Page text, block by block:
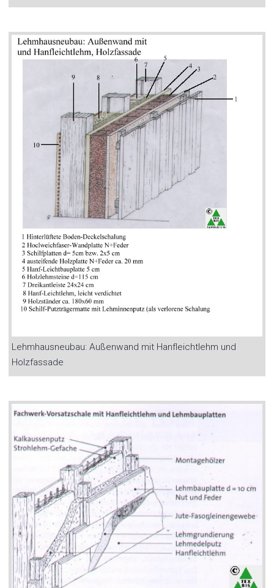
Lehmhausneubau: Außenwand mit Hanfleichtlehm und
Holzfassade